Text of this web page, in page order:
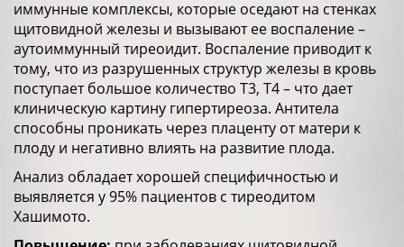
иммунные комплексы, которые оседают на стенках
щитовидной железы и вызывают ее воспаление –
аутоиммунный тиреоидит. Воспаление приводит к
тому, что из разрушенных структур железы в кровь
поступает большое количество Т3, Т4 – что дает
клиническую картину гипертиреоза. Антитела
способны проникать через плаценту от матери к
плоду и негативно влиять на развитие плода.
Анализ обладает хорошей специфичностью и
выявляется у 95% пациентов с тиреодитом
Хашимото.